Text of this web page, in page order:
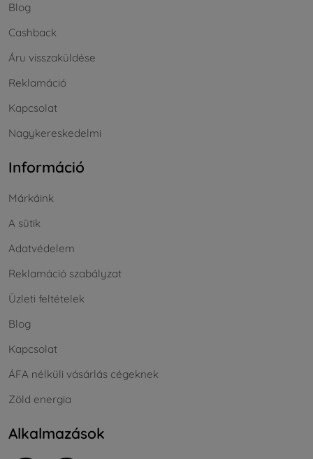
Blog
Cashback
Áru visszaküldése
Reklamáció
Kapcsolat
Nagykereskedelmi
Információ
Márkáink
A sütik
Adatvédelem
Reklamáció szabályzat
Üzleti feltételek
Blog
Kapcsolat
ÁFA nélküli vásárlás cégeknek
Zöld energia
Alkalmazások